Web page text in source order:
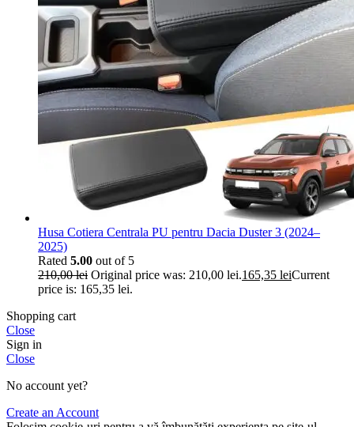
Husa Cotiera Centrala PU pentru Dacia Duster 3 (2024–
2025)
Rated 5.00 out of 5
210,00lei Original price was: 210,00 lei.165,35 leiCurrent
price is: 165,35 lei.
Shopping cart
Close
Sign in
Close
No account yet?
Create an Account